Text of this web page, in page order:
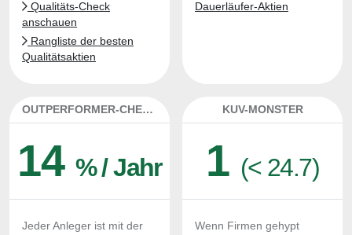
Qualitäts-Check
anschauen
Rangliste der besten
Qualitätsaktien
Dauerläufer-Aktien
OUTPERFORMER-CHECK
14 % / Jahr
Jeder Anleger ist mit der
KUV-MONSTER
1 (< 24.7)
Wenn Firmen gehypt